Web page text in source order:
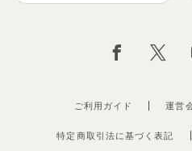
ご利用ガイド 運営
特定商取引法に基づく表記